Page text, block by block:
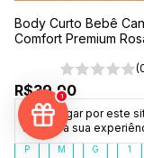
Ao navegar por este
agilizar a sua
Body Curto Bebê
Comfort Premium
R$39,90
6 deR$6,65 sem juros
Tamanho:3
P M G 1
1